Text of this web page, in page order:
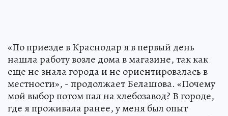
«По приезде в Краснодар я в первый день
нашла работу возле дома в магазине, так как
еще не знала города и не ориентировалась в
местности», - продолжает Белашова. «Почему
мой выбор потом пал на хлебозавод? В городе,
где я проживала ранее, у меня был опыт